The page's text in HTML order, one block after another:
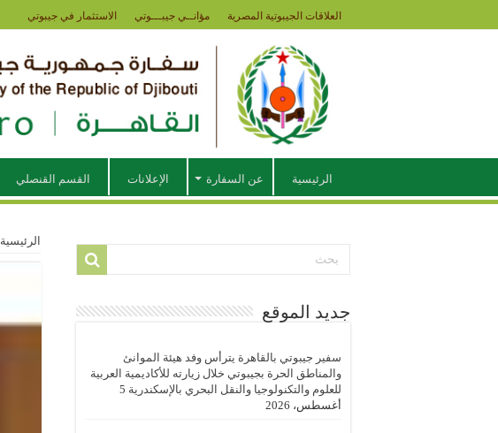
العلاقات الجيبوتية المصرية مؤانــي جيبـــوتي الاستثمار في جيبوتي
الرئيسية عن السفارة الإعلانات القسم القنصلي
الرئيسية
جديد الموقع
سفير جيبوتي بالقاهرة يترأس وفد هيئة الموانئ
والمناطق الحرة بجيبوتي خلال زيارته للأكاديمية العربية
للعلوم والتكنولوجيا والنقل البحري بالإسكندرية 5
أغسطس، 2026